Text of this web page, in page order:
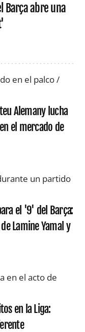
Barça abre una
Alemany lucha
el mercado de
el '9' del Barça:
Lamine Yamal y
en la Liga: